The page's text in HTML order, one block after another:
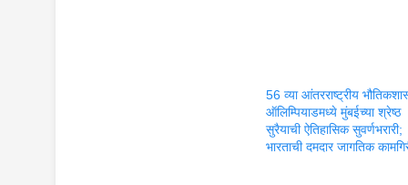
56 व्या आंतरराष्ट्रीय
ऑलिम्पियाडमध्ये मुंबईच्या श्रेष्ठ
सुरैयाची ऐतिहासिक सुवर्णभरारी;
भारताची दमदार जागतिक